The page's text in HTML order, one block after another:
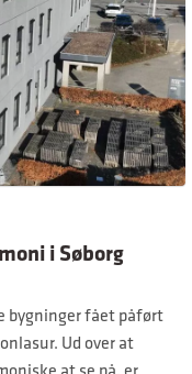
i Søborg
bygninger fået påført
Ud over at